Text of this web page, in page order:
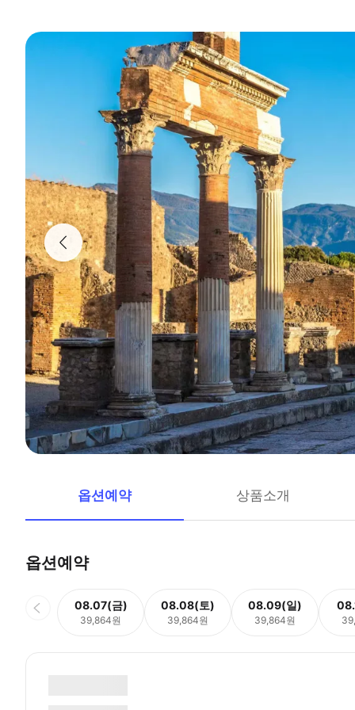
옵션예약 상품소개
옵션예약
08.07(금)
39,864원
08.08(토)
39,864원
08.09(일)
39,864원